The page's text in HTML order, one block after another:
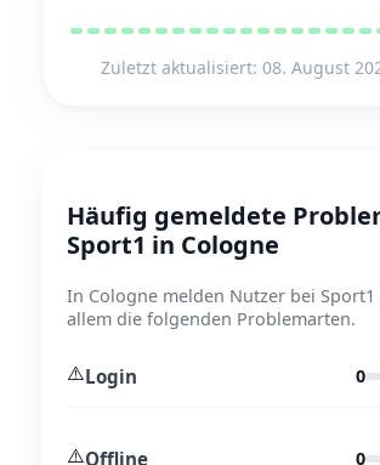
Zuletzt aktualisiert: 08. August
Häufig gemeldete
Sport1 in Cologne
In Cologne melden Nutzer bei
allem die folgenden Problemarten.
⚠️Login 0
⚠️Offline 0